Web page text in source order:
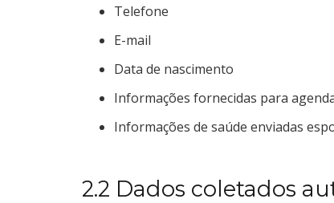
Telefone
E-mail
Data de nascimento
Informações fornecidas para
Informações de saúde enviadas
2.2 Dados coletados